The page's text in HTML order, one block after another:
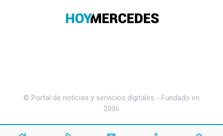
© Portal de noticias y servicios digitales - Fundado en
2006